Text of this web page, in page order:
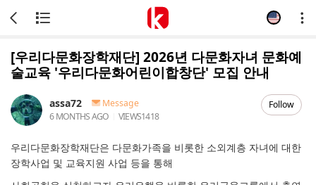
[우리다문화장학재단] 2026년 다문화자녀 문화예
술교육 '우리다문화어린이합창단' 모집 안내
assa72
Message
6 MONTHS AGO
VIEWS1418
Follow
우리다문화장학재단은 다문화가족을 비롯한 소외계층 자녀에 대한
장학사업 및 교육지원 사업 등을 통해